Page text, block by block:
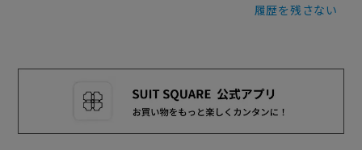
履歴を残さない